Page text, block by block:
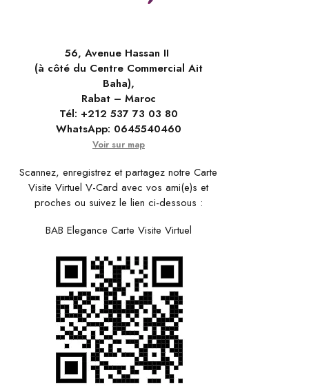
56, Avenue Hassan II
(à côté du Centre Commercial Ait
Baha),
Rabat – Maroc
Tél: +212 537 73 03 80
WhatsApp: 0645540460
Voir sur map
Scannez, enregistrez et partagez notre Carte
Visite Virtuel V-Card avec vos ami(e)s et
proches ou suivez le lien ci-dessous :
BAB Elegance Carte Visite Virtuel